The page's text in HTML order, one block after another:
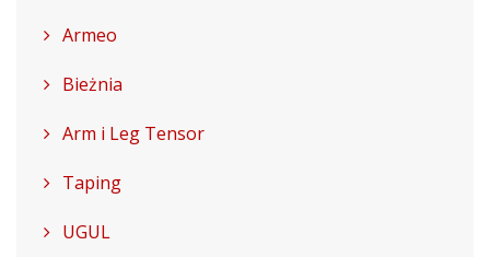
Armeo
Bieżnia
Arm i Leg Tensor
Taping
UGUL